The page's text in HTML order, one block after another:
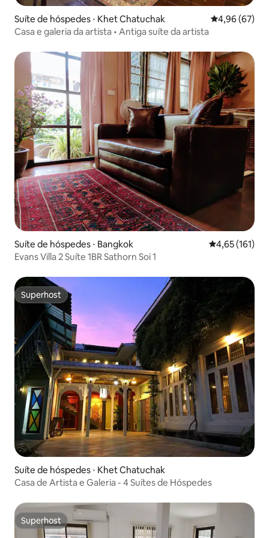
Suíte de hóspedes ⋅ Khet Chatuchak 4,96 de uma
4,96 (67)
Casa e galeria da artista • Antiga suíte da artista
Suíte de hóspedes ⋅ Bangkok 4,65 de uma
4,65 (161)
Evans Villa 2 Suíte 1BR Sathorn Soi 1
Superhost
Superhost
Suíte de hóspedes ⋅ Khet Chatuchak
Casa de Artista e Galeria - 4 Suítes de Hóspedes
Superhost
Superhost